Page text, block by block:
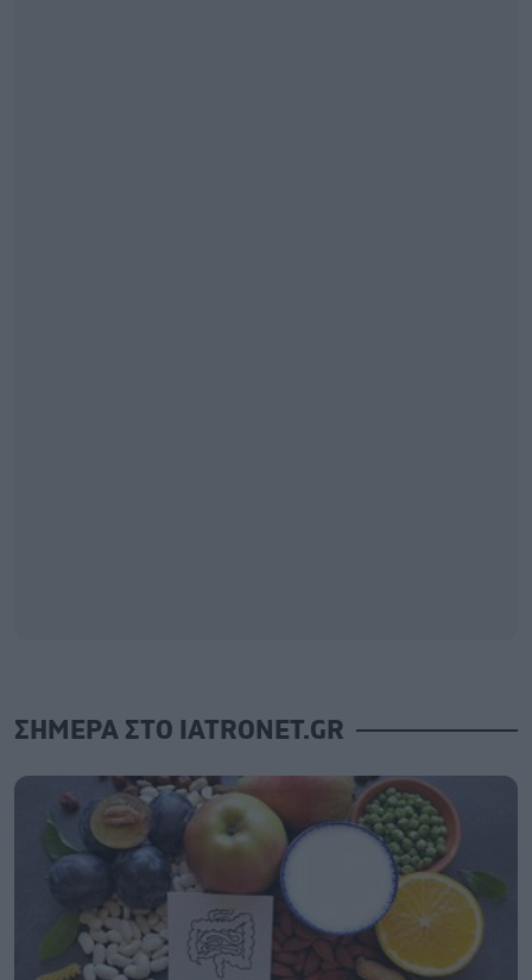
ΣΗΜΕΡΑ ΣΤΟ IATRONET.GR